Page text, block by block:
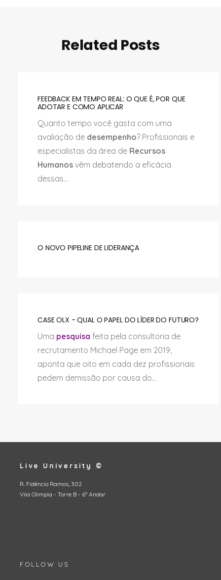
Related Posts
FEEDBACK EM TEMPO REAL: O QUE É, POR QUE
ADOTAR E COMO APLICAR
Quanto tempo você gasta com uma
avaliação de desempenho? Profissionais e
especialistas da área de Recursos
Humanos vêm debatendo a eficácia
dessas...
O NOVO PIPELINE DE LIDERANÇA
CASE OLX - QUAL O PAPEL DO LÍDER DO FUTURO?
Uma pesquisa feita pela consultoria de
recrutamento Michael Page em 2019,
aponta que oito em cada dez profissionais
pedem demissão por causa do...
Live University ©
R. Fidêncio Ramos, 302
Vila Olimpia - Torre B - 6º Andar
FOLLOW US